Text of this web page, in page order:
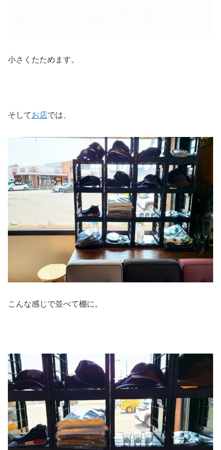
小さくたためます。
そしてお店では、
こんな感じで並べて棚に。